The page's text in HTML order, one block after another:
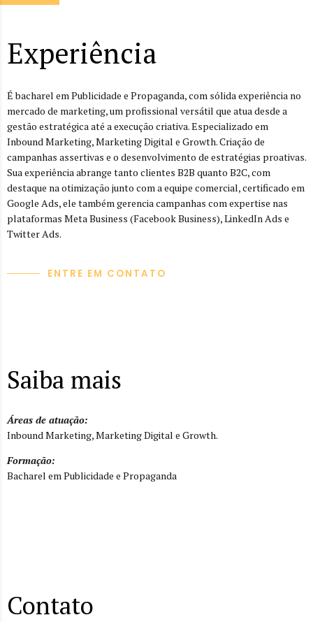
Experiência
É bacharel em Publicidade e Propaganda, com sólida experiência no
mercado de marketing, um profissional versátil que atua desde a
gestão estratégica até a execução criativa. Especializado em
Inbound Marketing, Marketing Digital e Growth. Criação de
campanhas assertivas e o desenvolvimento de estratégias proativas.
Sua experiência abrange tanto clientes B2B quanto B2C, com
destaque na otimização junto com a equipe comercial, certificado em
Google Ads, ele também gerencia campanhas com expertise nas
plataformas Meta Business (Facebook Business), LinkedIn Ads e
Twitter Ads.
ENTRE EM CONTATO
Saiba mais
Áreas de atuação:
Inbound Marketing, Marketing Digital e Growth.
Formação:
Bacharel em Publicidade e Propaganda
Contato